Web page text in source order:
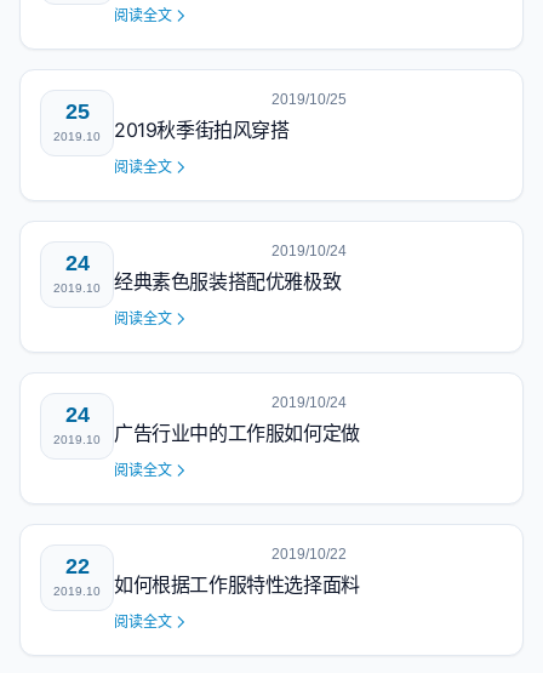
阅读全文
25
2019.10
2019/10/25
2019秋季街拍风穿搭
阅读全文
24
2019.10
2019/10/24
经典素色服装搭配优雅极致
阅读全文
24
2019.10
2019/10/24
广告行业中的工作服如何定做
阅读全文
22
2019.10
2019/10/22
如何根据工作服特性选择面料
阅读全文